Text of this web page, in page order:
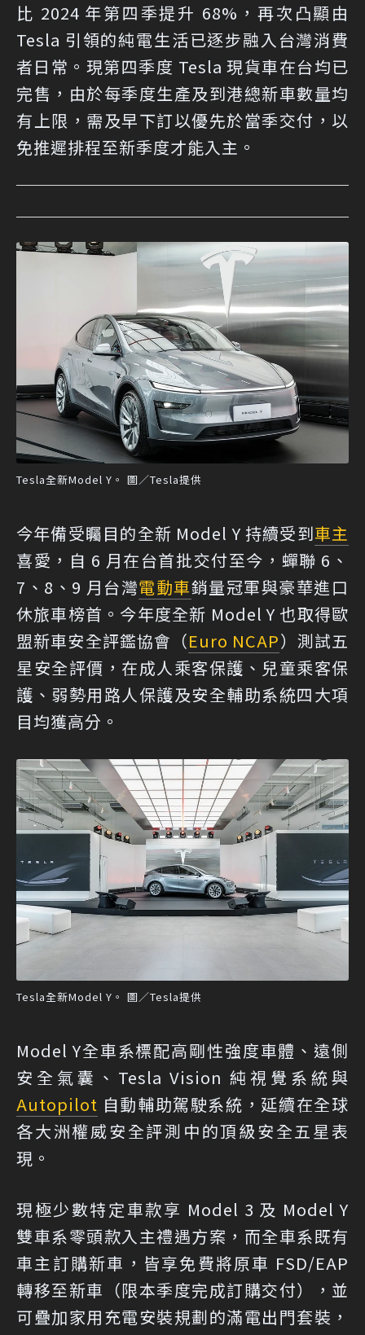
比 2024 年第四季提升 68%，再次凸顯由
Tesla 引領的純電生活已逐步融入台灣消費
者日常。現第四季度 Tesla 現貨車在台均已
完售，由於每季度生產及到港總新車數量均
有上限，需及早下訂以優先於當季交付，以
免推遲排程至新季度才能入主。
Tesla全新Model Y。 圖／Tesla提供
今年備受矚目的全新 Model Y 持續受到車主
喜愛，自 6 月在台首批交付至今，蟬聯 6、
7、8、9 月台灣電動車銷量冠軍與豪華進口
休旅車榜首。今年度全新 Model Y 也取得歐
盟新車安全評鑑協會（Euro NCAP）測試五
星安全評價，在成人乘客保護、兒童乘客保
護、弱勢用路人保護及安全輔助系統四大項
目均獲高分。
Tesla全新Model Y。 圖／Tesla提供
Model Y全車系標配高剛性強度車體、遠側
安全氣囊、Tesla Vision 純視覺系統與
Autopilot 自動輔助駕駛系統，延續在全球
各大洲權威安全評測中的頂級安全五星表
現。
現極少數特定車款享 Model 3 及 Model Y
雙車系零頭款入主禮遇方案，而全車系既有
車主訂購新車，皆享免費將原車 FSD/EAP
轉移至新車（限本季度完成訂購交付），並
可疊加家用充電安裝規劃的滿電出門套裝，